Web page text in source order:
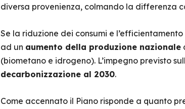
diversa provenienza, colmando la differenza
Se la riduzione dei consumi e
ad un aumento della produzione nazionale
(biometano e idrogeno). L’impegno previsto
decarbonizzazione al 2030.
Come accennato il Piano risponde a quanto